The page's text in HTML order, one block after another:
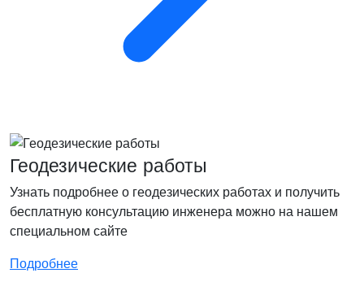
Геодезические работы
Узнать подробнее о геодезических работах и получить
бесплатную консультацию инженера можно на нашем
специальном сайте
Подробнее